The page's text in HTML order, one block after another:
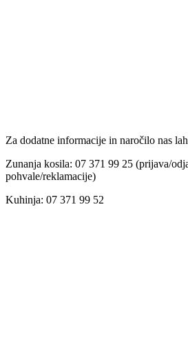
Za dodatne informacije in naročilo nas
Zunanja kosila: 07 371 99 25 (prijava/
pohvale/reklamacije)
Kuhinja: 07 371 99 52